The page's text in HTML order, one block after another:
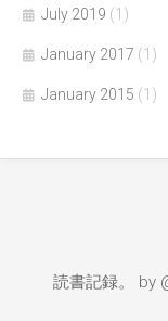
July 2019 (1)
January 2017 (1)
January 2015 (1)
読書記録。 by